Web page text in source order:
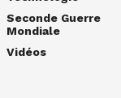
Seconde Guerre
Mondiale
Vidéos